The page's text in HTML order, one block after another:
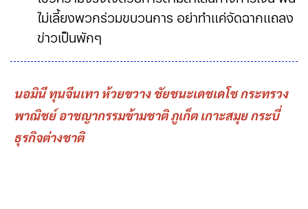
ไม่เลี้ยงพวกร่วมขบวนการ อย่าทำแค่จัดฉากแถลง
ข่าวเป็นพักๆ
นอมินี ทุนจีนเทา ห้วยขวาง ชัยชนะเดชเดโช กระทรวง
พาณิชย์ อาชญากรรมข้ามชาติ ภูเก็ต เกาะสมุย กระบี่
ธุรกิจต่างชาติ